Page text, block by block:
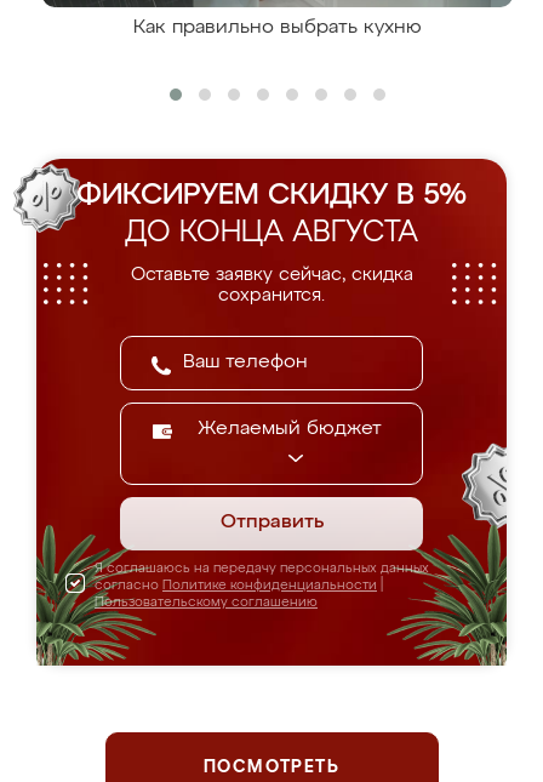
Как правильно выбрать кухню
ФИКСИРУЕМ СКИДКУ В 5%
ДО КОНЦА АВГУСТА
Оставьте заявку сейчас, скидка
сохранится.
Желаемый бюджет
Отправить
Я соглашаюсь на передачу персональных данных
согласно Политике конфиденциальности
Пользовательскому соглашению
ПОСМОТРЕТЬ